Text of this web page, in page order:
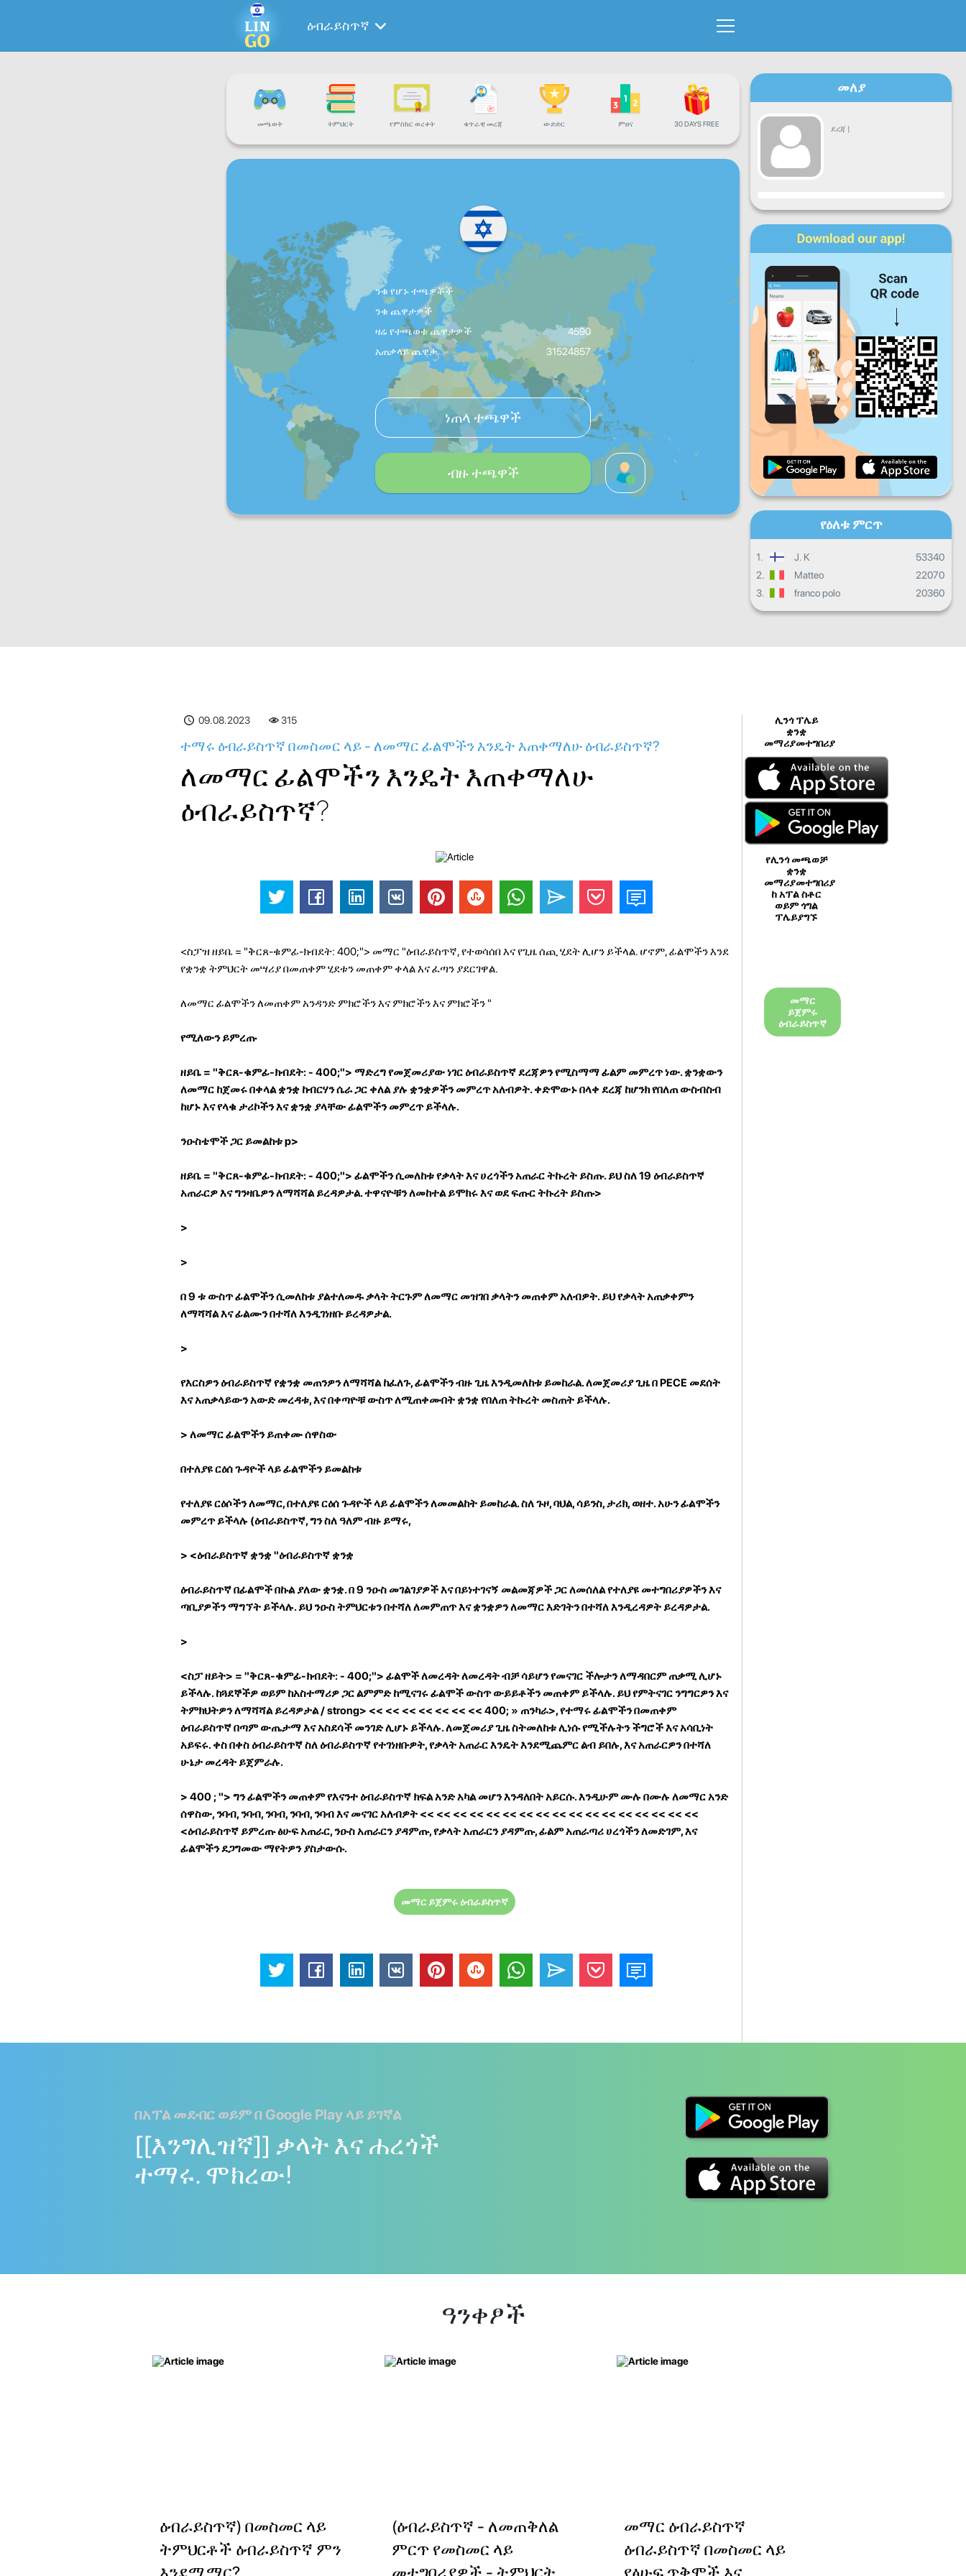
ዕብራይስጥኛ
መጫወት ትምህርት የምስክር ወረቀት ቁጥራዊ መረጃ ውድድር ምዘና 30 DAYS FREE
ንቁ የሆኑ ተጫዎቾች
ንቁ ጨዋታዎች
ዛሬ የተጫወቱ ጨዋታዎች
4590
አጠቃላይ ጨዋታ
31524857
ነጠላ ተጫዋች
ብዙ ተጫዋች
መለያ
ደረጃ |
እድገት
እሮ ሓሙ
ቅዳ እሁ
እለታዊ እድገት
ወርሀዊ እድገት
አጠቃላይ እድገት
የዕለቱ ምርጥ
1. J. K
53340
2.
Matteo
22070
3.
franco polo 20360
09.08.2023 315
ተማሩ ዕብራይስጥኛ በመስመር ላይ - ለመማር ፊልሞችን እንዴት እጠቀማለሁ ዕብራይስጥኛ?
ለመማር ፊልሞችን እንዴት እጠቀማለሁ
ዕብራይስጥኛ?
<ስፓዝ ዘይቤ = "ቅርጸ-ቁምፊ-ክብደት: 400;"> መማር "ዕብራይስጥኛ, የተወሳሰበ እና የጊዜ ሰጪ ሂደት ሊሆን ይችላል. ሆኖም, ፊልሞችን እንደ
የቋንቋ ትምህርት መሣሪያ በመጠቀም ሂደቱን መጠቀም ቀላል እና ፈጣን ያደርገዋል.
ለመማር ፊልሞችን ለመጠቀም አንዳንድ ምክሮችን እና ምክሮችን እና ምክሮችን "
የሚለውን ይምረጡ
ዘይቤ = "ቅርጸ-ቁምፊ-ክብደት: - 400;"> ማድረግ የመጀመሪያው ነገር ዕብራይስጥኛ ደረጃዎን የሚስማማ ፊልም መምረጥ ነው. ቋንቋውን
ለመማር ከጀመሩ በቀላል ቋንቋ ከብርሃን ሴራ ጋር ቀለል ያሉ ቋንቋዎችን መምረጥ አለብዎት. ቀድሞውኑ በላቀ ደረጃ ከሆንክ የበለጠ ውስብስብ
ከሆኑ እና የላቁ ታሪኮችን እና ቋንቋ ያላቸው ፊልሞችን መምረጥ ይችላሉ.
ንዑስቴሞች ጋር ይመልከቱp>
ዘይቤ = "ቅርጸ-ቁምፊ-ክብደት: - 400;"> ፊልሞችን ሲመለከቱ የቃላት እና ሀረጎችን አጠራር ትኩረት ይስጡ. ይህ ስለ 19 ዕብራይስጥኛ
አጠራርዎ እና ግንዛቤዎን ለማሻሻል ይረዳዎታል. ተዋናዮቹን ለመከተል ይሞክሩ እና ወደ ፍጡር ትኩረት ይስጡ>
>
>
በ 9 ቱ ውስጥ ፊልሞችን ሲመለከቱ ያልተለመዱ ቃላት ትርጉም ለመማር መዝገበ ቃላትን መጠቀም አለብዎት. ይህ የቃላት አጠቃቀምን
ለማሻሻል እና ፊልሙን በተሻለ እንዲገነዘቡ ይረዳዎታል.
>
የእርስዎን ዕብራይስጥኛ የቋንቋ መጠንዎን ለማሻሻል ከፈለጉ, ፊልሞችን ብዙ ጊዜ እንዲመለከቱ ይመከራል. ለመጀመሪያ ጊዜ በ PECE መደሰት
እና አጠቃላይውን አውድ መረዳቱ, እና በቀጣዮቹ ውስጥ ለሚጠቀሙበት ቋንቋ የበለጠ ትኩረት መስጠት ይችላሉ.
> ለመማር ፊልሞችን ይጠቀሙ ሰዋስው
በተለያዩ ርዕሰ ጉዳዮች ላይ ፊልሞችን ይመልከቱ
የተለያዩ ርዕሶችን ለመማር, በተለያዩ ርዕሰ ጉዳዮች ላይ ፊልሞችን ለመመልከት ይመከራል. ስለ ጉዞ, ባህል, ሳይንስ, ታሪክ, ወዘተ. አሁን ፊልሞችን
መምረጥ ይችላሉ (ዕብራይስጥኛ, ግን ስለ ዓለም ብዙ ይማሩ,
> <ዕብራይስጥኛ ቋንቋ "ዕብራይስጥኛ ቋንቋ
ዕብራይስጥኛ በፊልሞች በኩል ያለው ቋንቋ. በ 9 ንዑስ መገልገያዎች እና በይነተገናኝ መልመጃዎች ጋር ለመሰለል የተለያዩ መተግበሪያዎችን እና
ጣቢያዎችን ማግኘት ይችላሉ. ይህ ንዑስ ትምህርቱን በተሻለ ለመምጠጥ እና ቋንቋዎን ለመማር እድገትን በተሻለ እንዲረዳዎት ይረዳዎታል.
>
<ስፓ ዘይት> = "ቅርጸ-ቁምፊ-ክብደት: - 400;"> ፊልሞች ለመረዳት ለመረዳት ብቻ ሳይሆን የመናገር ችሎታን ለማዳበርም ጠቃሚ ሊሆኑ
ይችላሉ. ከጓደኞችዎ ወይም ከአስተማሪዎ ጋር ልምምድ ከሚናገሩ ፊልሞች ውስጥ ውይይቶችን መጠቀም ይችላሉ. ይህ የምትናገር ንግግርዎን እና
ትምክህትዎን ለማሻሻል ይረዳዎታል / strong> << << << << << << << 400; » ጠንካራ>, የተማሩ ፊልሞችን በመጠቀም
ዕብራይስጥኛ በጣም ውጤታማ እና አስደሳች መንገድ ሊሆኑ ይችላሉ. ለመጀመሪያ ጊዜ ስትመለከቱ ሊነሱ የሚችሉትን ችግሮች እና አሳቢነት
አይፍሩ. ቀስ በቀስ ዕብራይስጥኛ ስለ ዕብራይስጥኛ የተገነዘቡዎት, የቃላት አጠራር እንዴት እንደሚጨምር ልብ ይበሉ, እና አጠራርዎን በተሻለ
ሁኔታ መረዳት ይጀምራሉ.
> 400 ; "> ግን ፊልሞችን መጠቀም የእናንተ ዕብራይስጥኛ ክፍል አንድ አካል መሆን እንዳለበት አይርሱ. እንዲሁም ሙሉ በሙሉ ለመማር አንድ
ሰዋስው, ንባብ, ንባብ, ንባብ, ንባብ, ንባብ እና መናገር አለብዎት << << << << << << << << << << << << << << << << <<
<ዕብራይስጥኛ ይምረጡ ፅሁፍ አጠራር, ንዑስ አጠራርን ያዳምጡ, የቃላት አጠራርን ያዳምጡ, ፊልም አጠራጣሪ ሀረጎችን ለመድገም, እና
ፊልሞችን ደጋግመው ማየትዎን ያስታውሱ.
መማር ይጀምሩ ዕብራይስጥኛ
ሊንጎ ፕሌይ
ቋንቋ
መማሪያመተግበሪያ
የሊንጎ መጫወቻ
ቋንቋ
መማሪያመተግበሪያ
ከ አፕል ስቶር
ወይም ጎግል
ፕሌይያግኙ
መማር
ይጀምሩ
ዕብራይስጥኛ
በአፕል መደብር ወይም በ Google Play ላይ ይገኛል
[[እንግሊዝኛ]] ቃላት እና ሐረጎች
ተማሩ. ሞክረው!
ዓንቀፆች
ዕብራይስጥኛ) በመስመር ላይ
ትምህርቶች ዕብራይስጥኛ ምን
(ዕብራይስጥኛ - ለመጠቅለል
ምርጥ የመስመር ላይ
መማር ዕብራይስጥኛ
ዕብራይስጥኛ በመስመር ላይ